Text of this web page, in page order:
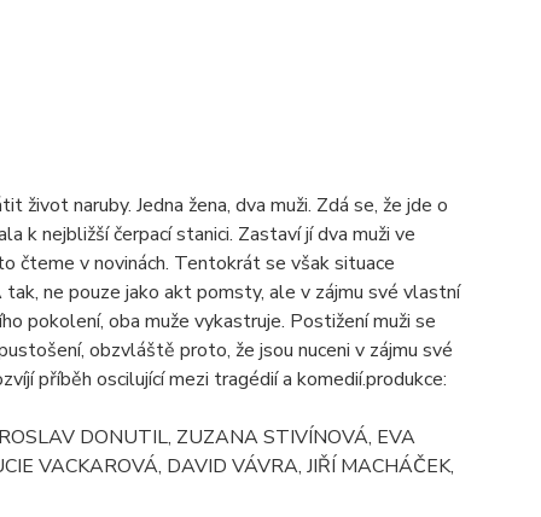
naruby. Jedna žena, dva muži. Zdá se, že jde o
k nejbližší čerpací stanici. Zastaví jí dva muži ve
čteme v novinách. Tentokrát se však situace
ne pouze jako akt pomsty, ale v zájmu své vlastní
pokolení, oba muže vykastruje. Postižení muži se
obzvláště proto, že jsou nuceni v zájmu své
příběh oscilující mezi tragédií a komedií.produkce:
DONUTIL, ZUZANA STIVÍNOVÁ, EVA
VACKAROVÁ, DAVID VÁVRA, JIŘÍ MACHÁČEK,